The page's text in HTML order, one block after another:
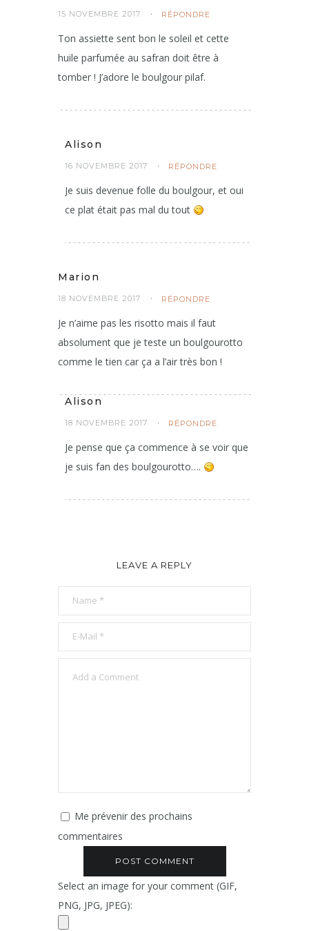
15 NOVEMBRE 2017 RÉPONDRE
Ton assiette sent bon le soleil et cette
huile parfumée au safran doit être à
tomber ! J’adore le boulgour pilaf.
Alison
16 NOVEMBRE 2017 RÉPONDRE
Je suis devenue folle du boulgour, et oui
ce plat était pas mal du tout
Marion
18 NOVEMBRE 2017 RÉPONDRE
Je n’aime pas les risotto mais il faut
absolument que je teste un boulgourotto
comme le tien car ça a l’air très bon !
Alison
18 NOVEMBRE 2017 RÉPONDRE
Je pense que ça commence à se voir que
je suis fan des boulgourotto….
LEAVE A REPLY
Me prévenir des prochains
commentaires
Select an image for your comment (GIF,
PNG, JPG, JPEG):